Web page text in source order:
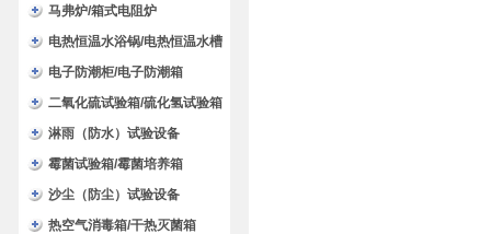
马弗炉/箱式电阻炉
电热恒温水浴锅/电热恒温水槽
电子防潮柜/电子防潮箱
二氧化硫试验箱/硫化氢试验箱
淋雨（防水）试验设备
霉菌试验箱/霉菌培养箱
沙尘（防尘）试验设备
热空气消毒箱/干热灭菌箱